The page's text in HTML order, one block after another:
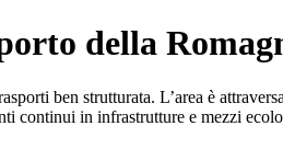
della
ben strutturata. L’area è
continui in infrastrutture e mezzi